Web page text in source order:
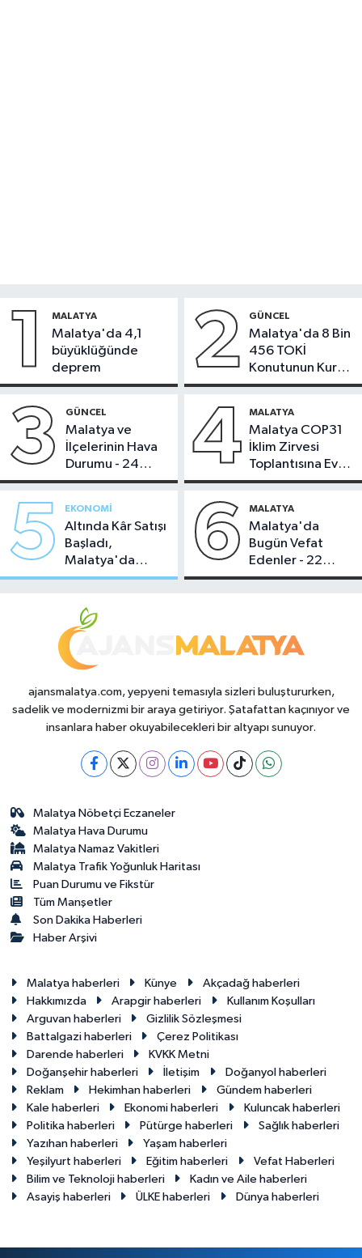
1 MALATYA
Malatya'da 4,1
büyüklüğünde
deprem
2 GÜNCEL
Malatya'da 8 Bin
456 TOKİ
Konutunun Kurası
Bugün Çekiliyor
3 GÜNCEL
Malatya ve
İlçelerinin Hava
Durumu - 24
Temmuz 2026
4 MALATYA
Malatya COP31
İklim Zirvesi
Toplantısına Ev
Sahipliği Yaptı
5 EKONOMI
Altında Kâr Satışı
Başladı,
Malatya'da
Makas Ne
6 MALATYA
Malatya'da
Bugün Vefat
Edenler - 22
Temmuz 2026
ajansmalatya.com, yepyeni temasıyla sizleri buluştururken,
sadelik ve modernizmi bir araya getiriyor. Şatafattan kaçınıyor ve
insanlara haber okuyabilecekleri bir altyapı sunuyor.
Malatya Nöbetçi Eczaneler
Malatya Hava Durumu
Malatya Namaz Vakitleri
Malatya Trafik Yoğunluk Haritası
Puan Durumu ve Fikstür
Tüm Manşetler
Son Dakika Haberleri
Haber Arşivi
Malatya haberleri Künye
Akçadağ haberleri
Hakkımızda
Arapgir haberleri
Kullanım Koşulları
Arguvan haberleri
Gizlilik Sözleşmesi
Battalgazi haberleri
Çerez Politikası
Darende haberleri
KVKK Metni
Doğanşehir haberleri
İletişim
Doğanyol haberleri
Reklam
Hekimhan haberleri
Gündem haberleri
Kale haberleri
Ekonomi haberleri
Kuluncak haberleri
Politika haberleri
Pütürge haberleri
Sağlık haberleri
Yazıhan haberleri
Yaşam haberleri
Yeşilyurt haberleri
Eğitim haberleri
Vefat Haberleri
Bilim ve Teknoloji haberleri
Kadın ve Aile haberleri
Asayiş haberleri
ÜLKE haberleri Dünya haberleri